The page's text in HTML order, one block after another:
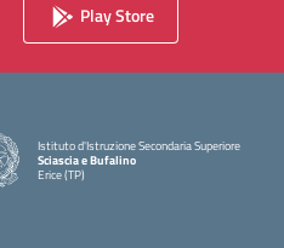
Play Store
Istituto d'Istruzione Secondaria Superiore
Sciascia e Bufalino
Erice (TP)